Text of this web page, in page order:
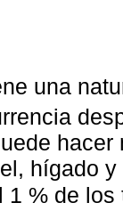
una
hígado
1 % de